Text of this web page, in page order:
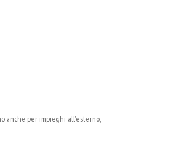
anche per impieghi all'esterno,